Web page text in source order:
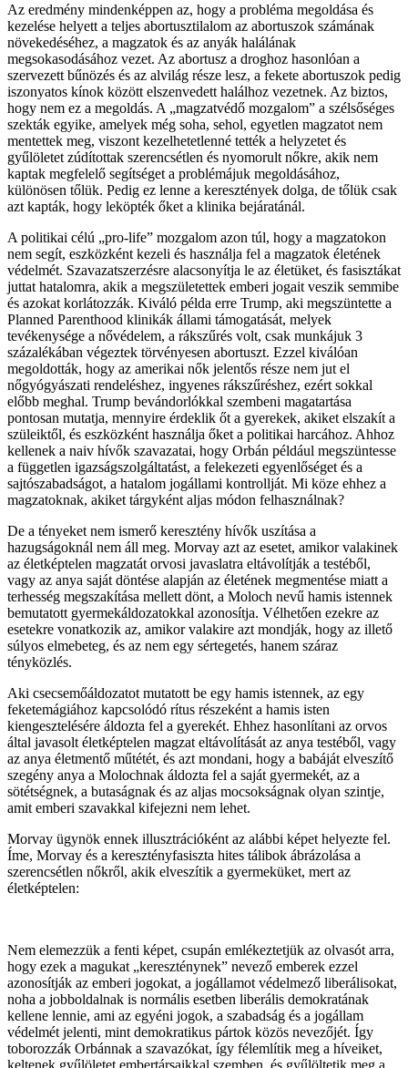
Az eredmény mindenképpen az, hogy a probléma megoldása és
kezelése helyett a teljes abortusztilalom az abortuszok számának
növekedéséhez, a magzatok és az anyák halálának
megsokasodásához vezet. Az abortusz a droghoz hasonlóan a
szervezett bűnözés és az alvilág része lesz, a fekete abortuszok pedig
iszonyatos kínok között elszenvedett halálhoz vezetnek. Az biztos,
hogy nem ez a megoldás. A „magzatvédő mozgalom” a szélsőséges
szekták egyike, amelyek még soha, sehol, egyetlen magzatot nem
mentettek meg, viszont kezelhetetlenné tették a helyzetet és
gyűlöletet zúdítottak szerencsétlen és nyomorult nőkre, akik nem
kaptak megfelelő segítséget a problémájuk megoldásához,
különösen tőlük. Pedig ez lenne a keresztények dolga, de tőlük csak
azt kapták, hogy leköpték őket a klinika bejáratánál.
A politikai célú „pro-life” mozgalom azon túl, hogy a magzatokon
nem segít, eszközként kezeli és használja fel a magzatok életének
védelmét. Szavazatszerzésre alacsonyítja le az életüket, és fasisztákat
juttat hatalomra, akik a megszületettek emberi jogait veszik semmibe
és azokat korlátozzák. Kiváló példa erre Trump, aki megszüntette a
Planned Parenthood klinikák állami támogatását, melyek
tevékenysége a nővédelem, a rákszűrés volt, csak munkájuk 3
százalékában végeztek törvényesen abortuszt. Ezzel kiválóan
megoldották, hogy az amerikai nők jelentős része nem jut el
nőgyógyászati rendeléshez, ingyenes rákszűréshez, ezért sokkal
előbb meghal. Trump bevándorlókkal szembeni magatartása
pontosan mutatja, mennyire érdeklik őt a gyerekek, akiket elszakít a
szüleiktől, és eszközként használja őket a politikai harcához. Ahhoz
kellenek a naiv hívők szavazatai, hogy Orbán például megszüntesse
a független igazságszolgáltatást, a felekezeti egyenlőséget és a
sajtószabadságot, a hatalom jogállami kontrollját. Mi köze ehhez a
magzatoknak, akiket tárgyként aljas módon felhasználnak?
De a tényeket nem ismerő keresztény hívők uszítása a
hazugságoknál nem áll meg. Morvay azt az esetet, amikor valakinek
az életképtelen magzatát orvosi javaslatra eltávolítják a testéből,
vagy az anya saját döntése alapján az életének megmentése miatt a
terhesség megszakítása mellett dönt, a Moloch nevű hamis istennek
bemutatott gyermekáldozatokkal azonosítja. Vélhetően ezekre az
esetekre vonatkozik az, amikor valakire azt mondják, hogy az illető
súlyos elmebeteg, és az nem egy sértegetés, hanem száraz
tényközlés.
Aki csecsemőáldozatot mutatott be egy hamis istennek, az egy
feketemágiához kapcsolódó rítus részeként a hamis isten
kiengesztelésére áldozta fel a gyerekét. Ehhez hasonlítani az orvos
által javasolt életképtelen magzat eltávolítását az anya testéből, vagy
az anya életmentő műtétét, és azt mondani, hogy a babáját elveszítő
szegény anya a Molochnak áldozta fel a saját gyermekét, az a
sötétségnek, a butaságnak és az aljas mocsokságnak olyan szintje,
amit emberi szavakkal kifejezni nem lehet.
Morvay ügynök ennek illusztrációként az alábbi képet helyezte fel.
Íme, Morvay és a keresztényfasiszta hites tálibok ábrázolása a
szerencsétlen nőkről, akik elveszítik a gyermeküket, mert az
életképtelen:
Nem elemezzük a fenti képet, csupán emlékeztetjük az olvasót arra,
hogy ezek a magukat „kereszténynek” nevező emberek ezzel
azonosítják az emberi jogokat, a jogállamot védelmező liberálisokat,
noha a jobboldalnak is normális esetben liberális demokratának
kellene lennie, ami az egyéni jogok, a szabadság és a jogállam
védelmét jelenti, mint demokratikus pártok közös nevezőjét. Így
toborozzák Orbánnak a szavazókat, így félemlítik meg a híveiket,
keltenek gyűlöletet embertársaikkal szemben, és gyűlöltetik meg a